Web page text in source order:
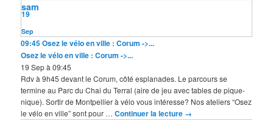
Sep
19
sam
09:45Osez le vélo en ville : Corum ->...
Osez le vélo en ville : Corum ->...
19 Sep à 09:45
Rdv à 9h45 devant le Corum, côté esplanades. Le parcours se
termine au Parc du Chai du Terral (aire de jeu avec tables de pique-
nique). Sortir de Montpellier à vélo vous intéresse? Nos ateliers “Osez
le vélo en ville” sont pour …Continuer la lecture →